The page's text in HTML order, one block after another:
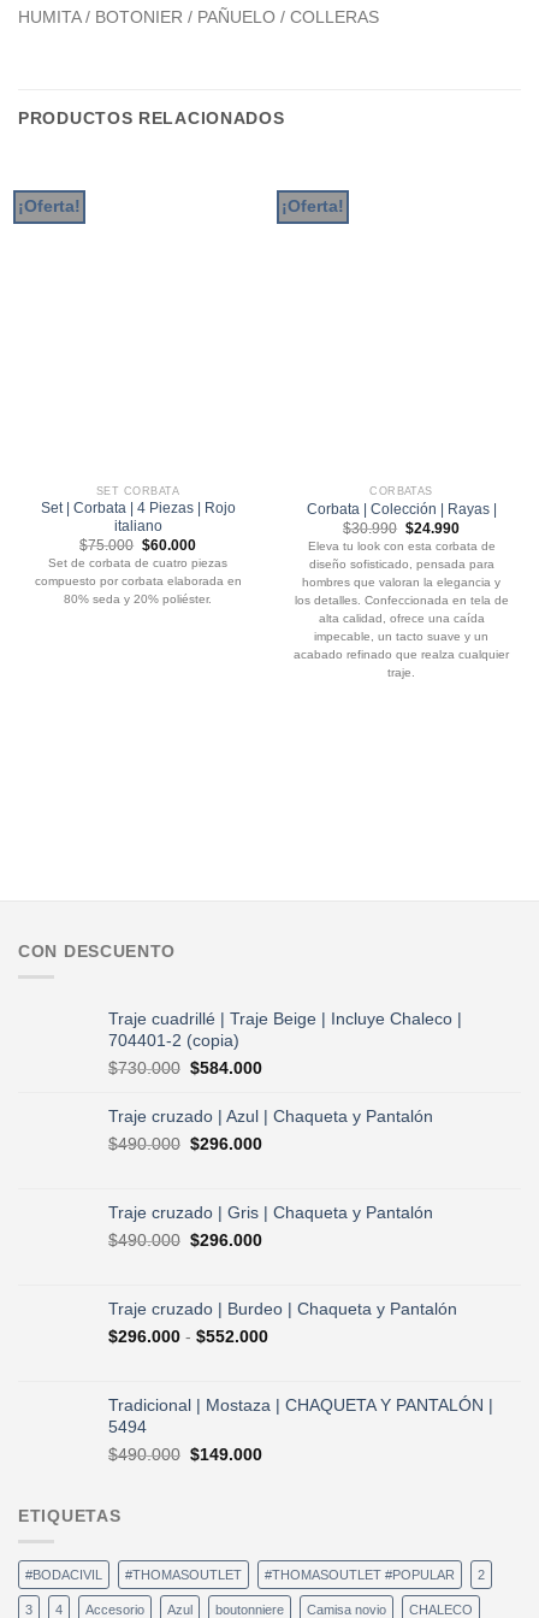
HUMITA / BOTONIER / PAÑUELO / COLLERAS
PRODUCTOS RELACIONADOS
¡Oferta!
SET CORBATA
Set | Corbata | 4 Piezas | Rojo
italiano
$75.000 El
precio
original
era:
$75.000.
$60.000El
precio
actual
es:
$60.000.
Set de corbata de cuatro piezas
compuesto por corbata elaborada en
80% seda y 20% poliéster.
¡Oferta!
CORBATAS
Corbata | Colección | Rayas |
$30.990 El
precio
original
era:
$30.990.
$24.990El
precio
actual
es:
$24.990.
Eleva tu look con esta corbata de
diseño sofisticado, pensada para
hombres que valoran la elegancia y
los detalles. Confeccionada en tela de
alta calidad, ofrece una caída
impecable, un tacto suave y un
acabado refinado que realza cualquier
traje.
CON DESCUENTO
Traje cuadrillé | Traje Beige | Incluye Chaleco |
704401-2 (copia)
$730.000 El
original
era:
$730.000.
$584.000El
actual
es:
Traje cruzado | Azul | Chaqueta y Pantalón
$490.000 El
era:
$490.000.
$296.000El
es:
Traje cruzado | Gris | Chaqueta y Pantalón
$490.000 El
era:
$490.000.
$296.000El
es:
Traje cruzado | Burdeo | Chaqueta y Pantalón
$296.000 - $552.000Rango
desde
Tradicional | Mostaza | CHAQUETA Y PANTALÓN |
5494
$490.000 El
$149.000El
ETIQUETAS
#BODACIVIL #THOMASOUTLET #THOMASOUTLET #POPULAR 2
3 4 Accesorio Azul boutonniere Camisa novio CHALECO